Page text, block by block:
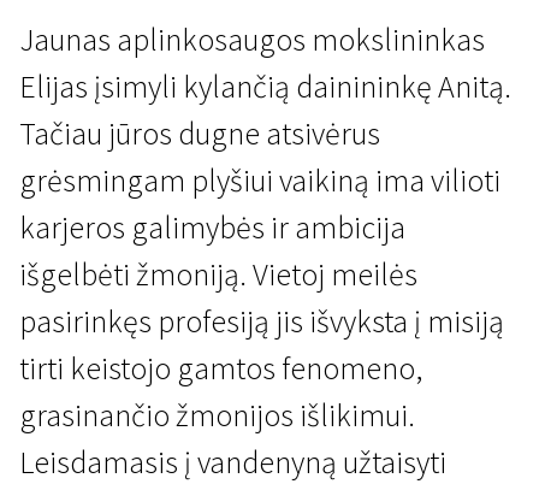
Jaunas aplinkosaugos mokslininkas
Elijas įsimyli kylančią dainininkę Anitą.
Tačiau jūros dugne atsivėrus
grėsmingam plyšiui vaikiną ima vilioti
karjeros galimybės ir ambicija
išgelbėti žmoniją. Vietoj meilės
pasirinkęs profesiją jis išvyksta į misiją
tirti keistojo gamtos fenomeno,
grasinančio žmonijos išlikimui.
Leisdamasis į vandenyną užtaisyti